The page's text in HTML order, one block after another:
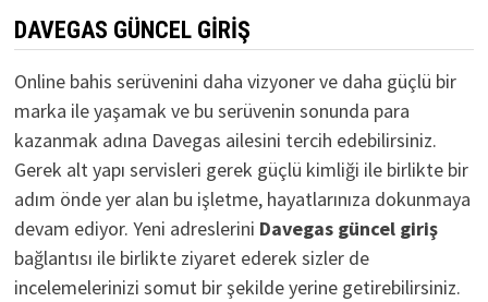
DAVEGAS GÜNCEL GIRIŞ
Online bahis serüvenini daha vizyoner ve daha güçlü bir
marka ile yaşamak ve bu serüvenin sonunda para
kazanmak adına Davegas ailesini tercih edebilirsiniz.
Gerek alt yapı servisleri gerek güçlü kimliği ile birlikte bir
adım önde yer alan bu işletme, hayatlarınıza dokunmaya
devam ediyor. Yeni adreslerini Davegas güncel giriş
bağlantısı ile birlikte ziyaret ederek sizler de
incelemelerinizi somut bir şekilde yerine getirebilirsiniz.